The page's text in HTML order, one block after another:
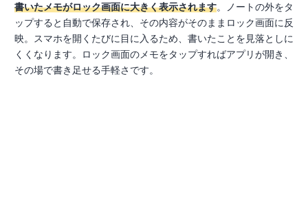
書いたメモがロック画面に大きく表示されます。ノートの外をタ
ップすると自動で保存され、その内容がそのままロック画面に反
映。スマホを開くたびに目に入るため、書いたことを見落としに
くくなります。ロック画面のメモをタップすればアプリが開き、
その場で書き足せる手軽さです。